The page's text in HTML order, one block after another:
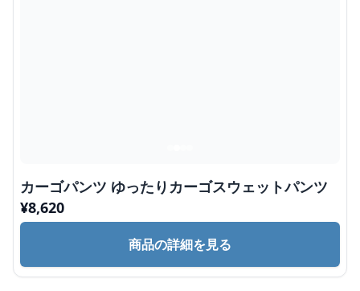
カーゴパンツ ゆったりカーゴスウェットパンツ
¥8,620
商品の詳細を見る